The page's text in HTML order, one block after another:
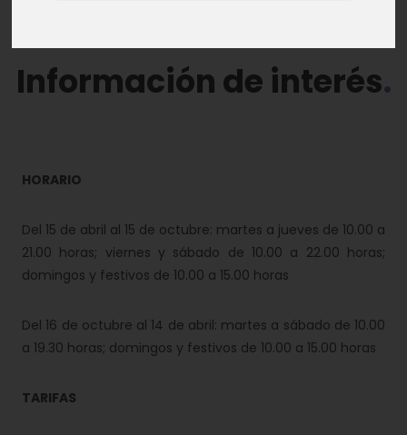
Información de interés
HORARIO
Del 15 de abril al 15 de octubre: martes a jueves de 10.00 a
21.00 horas; viernes y sábado de 10.00 a 22.00 horas;
domingos y festivos de 10.00 a 15.00 horas
Del 16 de octubre al 14 de abril: martes a sábado de 10.00
a 19.30 horas; domingos y festivos de 10.00 a 15.00 horas
TARIFAS